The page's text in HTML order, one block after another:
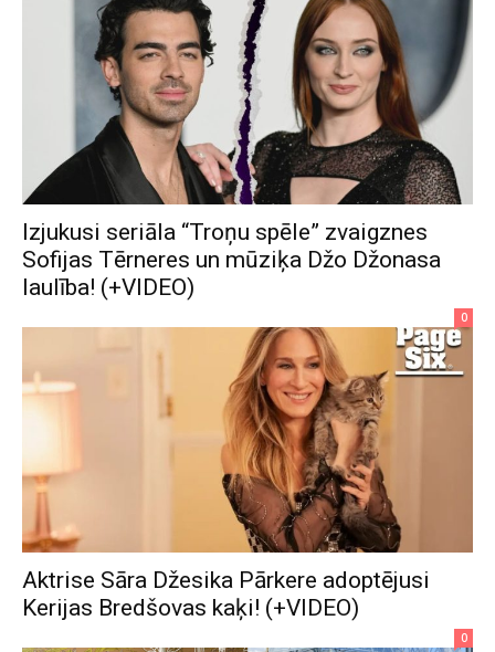
Izjukusi seriāla “Troņu spēle” zvaigznes
Sofijas Tērneres un mūziķa Džo Džonasa
laulība! (+VIDEO)
0
Aktrise Sāra Džesika Pārkere adoptējusi
Kerijas Bredšovas kaķi! (+VIDEO)
0